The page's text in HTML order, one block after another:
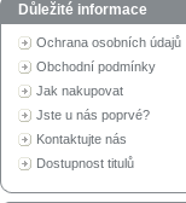
Důležité informace
Ochrana osobních údajů
Obchodní podmínky
Jak nakupovat
Jste u nás poprvé?
Kontaktujte nás
Dostupnost titulů